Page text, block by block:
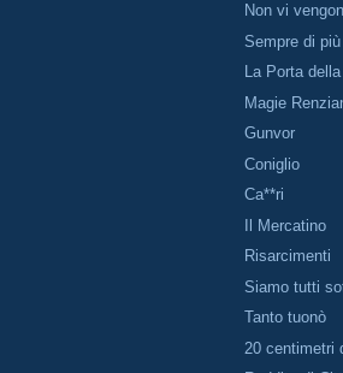
Non vi
Sempre di più
La Porta
Magie
Gunvor
Coniglio
Ca**ri
Il Mercatino
Risarcimenti
Siamo tutti
Tanto tuonò
20 centimetri